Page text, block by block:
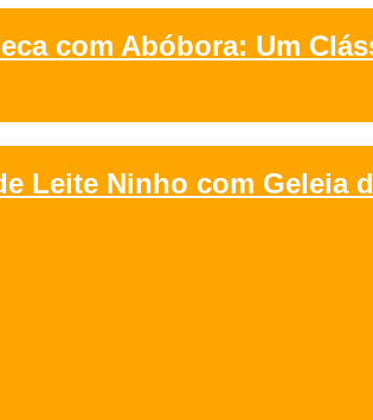
com Abóbora: Um
Leite Ninho com Geleia